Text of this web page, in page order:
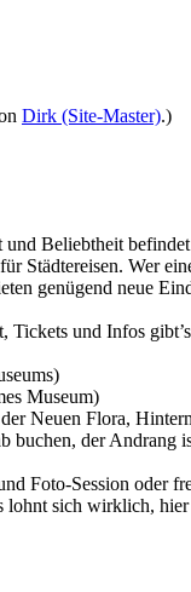
Dirk (Site-Master).)
Beliebtheit
Städtereisen.
genügend neue
und Infos
Museum)
Neuen Flora,
der
Foto-Session oder
lohnt sich wirklich,